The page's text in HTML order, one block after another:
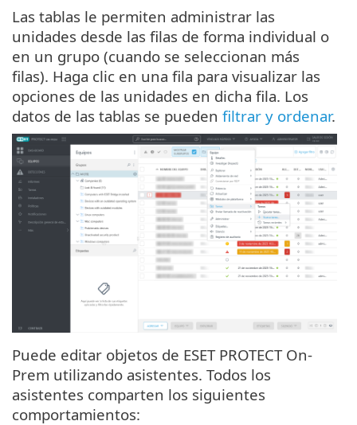
Las tablas le permiten administrar las
unidades desde las filas de forma individual o
en un grupo (cuando se seleccionan más
filas). Haga clic en una fila para visualizar las
opciones de las unidades en dicha fila. Los
datos de las tablas se pueden filtrar y ordenar.
Puede editar objetos de ESET PROTECT On-
Prem utilizando asistentes. Todos los
asistentes comparten los siguientes
comportamientos: